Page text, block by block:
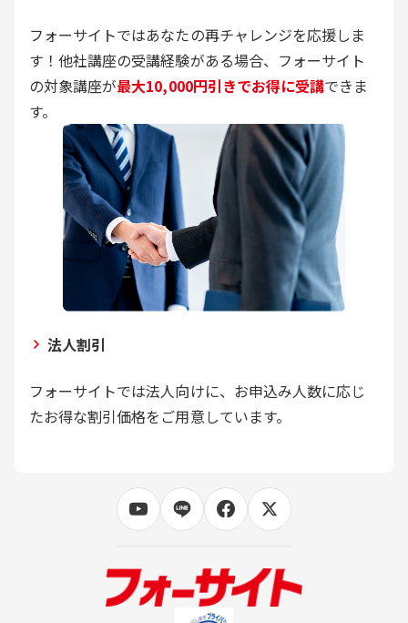
フォーサイトではあなたの再チャレンジを応援しま
す！他社講座の受講経験がある場合、フォーサイト
の対象講座が最大10,000円引きでお得に受講できま
す。
法人割引
フォーサイトでは法人向けに、お申込み人数に応じ
たお得な割引価格をご用意しています。